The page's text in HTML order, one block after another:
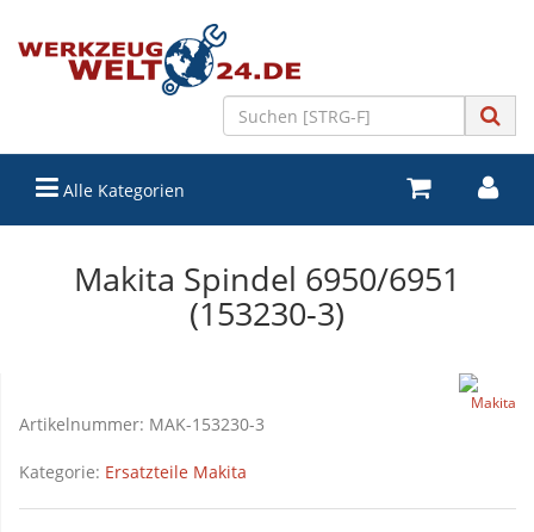
Alle Kategorien
Makita Spindel 6950/6951
(153230-3)
Artikelnummer: MAK-153230-3
Kategorie: Ersatzteile Makita